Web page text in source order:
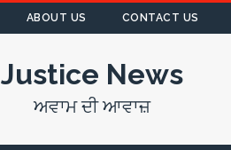
ABOUT US CONTACT US
Justice News
ਅਵਾਮ ਦੀ ਆਵਾਜ਼